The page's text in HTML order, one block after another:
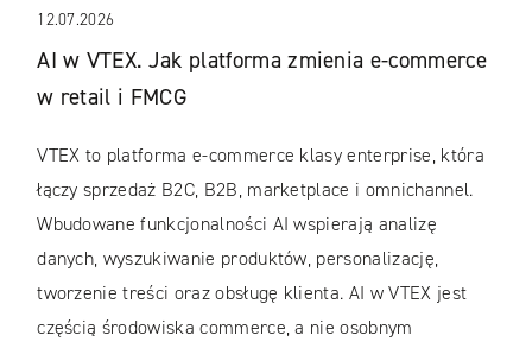
12.07.2026
AI w VTEX. Jak platforma zmienia e-commerce
w retail i FMCG
VTEX to platforma e-commerce klasy enterprise, która
łączy sprzedaż B2C, B2B, marketplace i omnichannel.
Wbudowane funkcjonalności AI wspierają analizę
danych, wyszukiwanie produktów, personalizację,
tworzenie treści oraz obsługę klienta. AI w VTEX jest
częścią środowiska commerce, a nie osobnym